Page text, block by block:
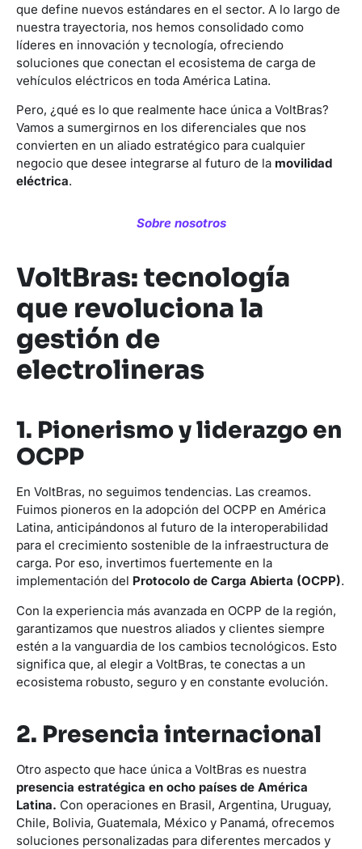
que define nuevos estándares en el sector. A lo largo de
nuestra trayectoria, nos hemos consolidado como
líderes en innovación y tecnología, ofreciendo
soluciones que conectan el ecosistema de carga de
vehículos eléctricos en toda América Latina.
Pero, ¿qué es lo que realmente hace única a VoltBras?
Vamos a sumergirnos en los diferenciales que nos
convierten en un aliado estratégico para cualquier
negocio que desee integrarse al futuro de la movilidad
eléctrica.
Sobre nosotros
VoltBras: tecnología
que revoluciona la
gestión de
electrolineras
1. Pionerismo y liderazgo en
OCPP
En VoltBras, no seguimos tendencias. Las creamos.
Fuimos pioneros en la adopción del OCPP en América
Latina, anticipándonos al futuro de la interoperabilidad
para el crecimiento sostenible de la infraestructura de
carga. Por eso, invertimos fuertemente en la
implementación del Protocolo de Carga Abierta (OCPP).
Con la experiencia más avanzada en OCPP de la región,
garantizamos que nuestros aliados y clientes siempre
estén a la vanguardia de los cambios tecnológicos. Esto
significa que, al elegir a VoltBras, te conectas a un
ecosistema robusto, seguro y en constante evolución.
2. Presencia internacional
Otro aspecto que hace única a VoltBras es nuestra
presencia estratégica en ocho países de América
Latina. Con operaciones en Brasil, Argentina, Uruguay,
Chile, Bolivia, Guatemala, México y Panamá, ofrecemos
soluciones personalizadas para diferentes mercados y